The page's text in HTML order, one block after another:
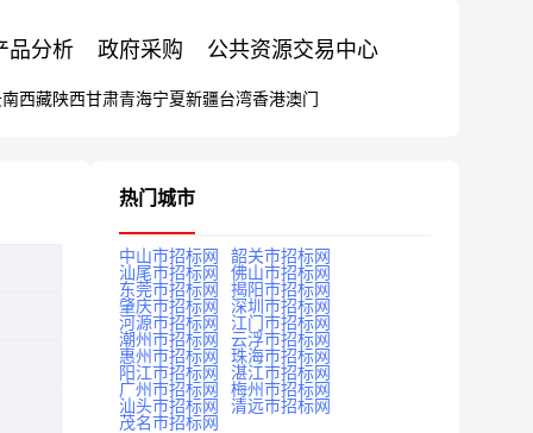
品分析 政府采购 公共资源交易中心
西藏陕西甘肃青海宁夏新疆台湾香港澳门
热门城市
中山市招标网
韶关市招标网
汕尾市招标网
佛山市招标网
东莞市招标网
揭阳市招标网
肇庆市招标网
深圳市招标网
河源市招标网
江门市招标网
潮州市招标网
云浮市招标网
惠州市招标网
珠海市招标网
阳江市招标网
湛江市招标网
广州市招标网
梅州市招标网
汕头市招标网
清远市招标网
茂名市招标网